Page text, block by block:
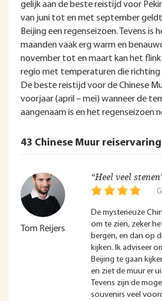
gelijk aan de beste reistijd voor
van juni tot en met september
Beijing een regenseizoen. Tevens is
maanden vaak erg warm en
november tot en maart kan het flink
regio met temperaturen die richting
De beste reistijd voor de Chinese
voorjaar (april – mei) wanneer de
aangenaam is en het regenseizoen
43 Chinese Muur
Tom Reijers
“Heel veel
De mysterieuze
om te zien, zeker
bergen, en dan op
kijken. Ik adviseer
Beijing te gaan
en ziet de muur er
Tevens zijn de
souvenirs veel